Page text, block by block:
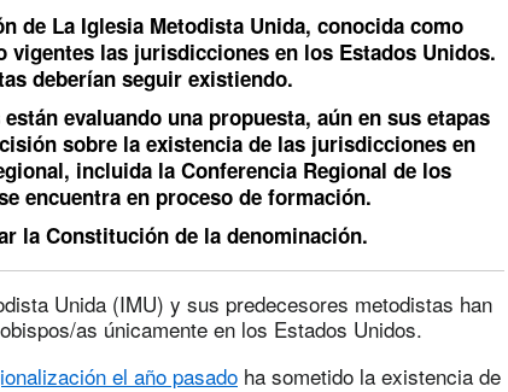
de La Iglesia Metodista Unida, conocida como
vigentes las jurisdicciones en los Estados Unidos.
deberían seguir existiendo.
evaluando una propuesta, aún en sus etapas
sobre la existencia de las jurisdicciones en
incluida la Conferencia Regional de los
encuentra en proceso de formación.
la Constitución de la denominación.
Unida (IMU) y sus predecesores metodistas han
as únicamente en los Estados Unidos.
el año pasado ha sometido la existencia de